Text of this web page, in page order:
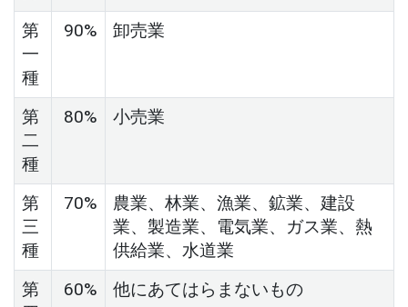
第
一
種
90% 卸売業
第
二
種
80% 小売業
第
三
種
70%
農業、林業、漁業、鉱業、建設
業、製造業、電気業、ガス業、熱
供給業、水道業
第
60% 他にあてはらまないもの